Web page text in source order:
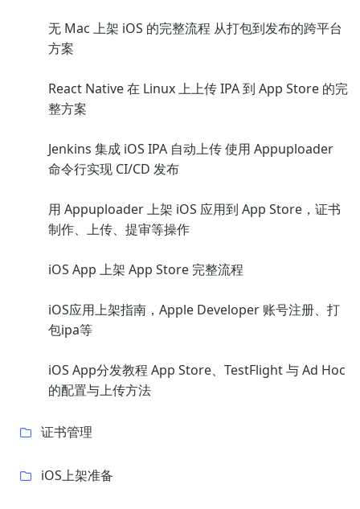
无 Mac 上架 iOS 的完整流程 从打包到发布的跨平台
方案
React Native 在 Linux 上上传 IPA 到 App Store 的完
整方案
Jenkins 集成 iOS IPA 自动上传 使用 Appuploader
命令行实现 CI/CD 发布
用 Appuploader 上架 iOS 应用到 App Store，证书
制作、上传、提审等操作
iOS App 上架 App Store 完整流程
iOS应用上架指南，Apple Developer 账号注册、打
包ipa等
iOS App分发教程 App Store、TestFlight 与 Ad Hoc
的配置与上传方法
证书管理
iOS上架准备